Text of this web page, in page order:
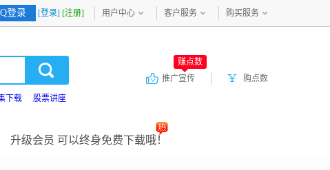
登录 [登录] [注册] 用户中心 客户服务 购买服务
下载 股票讲座
购点数
推广宣传
赚点数
升级会员 可以终身免费下载哦！